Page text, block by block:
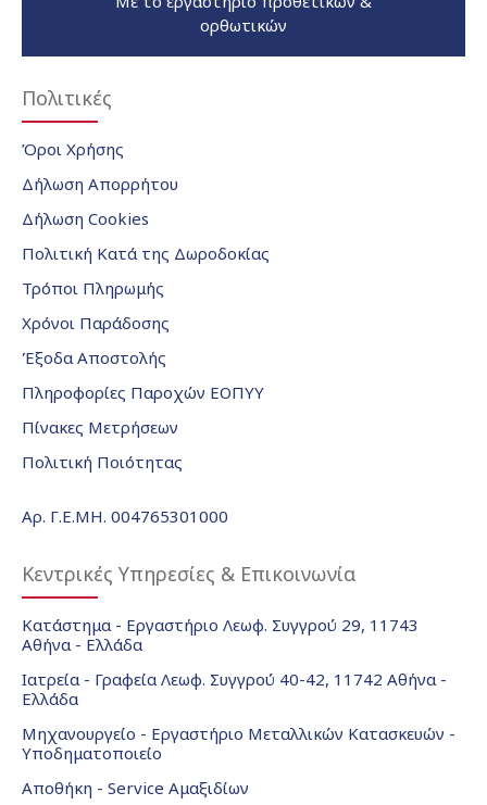
ορθωτικών
Πολιτικές
Όροι Χρήσης
Δήλωση Απορρήτου
Δήλωση Cookies
Πολιτική Κατά της Δωροδοκίας
Τρόποι Πληρωμής
Χρόνοι Παράδοσης
Έξοδα Αποστολής
Πληροφορίες Παροχών ΕΟΠΥΥ
Πίνακες Μετρήσεων
Πολιτική Ποιότητας
Αρ. Γ.Ε.ΜΗ. 004765301000
Κεντρικές Υπηρεσίες & Επικοινωνία
Κατάστημα - Εργαστήριο Λεωφ. Συγγρού 29, 11743
Αθήνα - Ελλάδα
Ιατρεία - Γραφεία Λεωφ. Συγγρού 40-42, 11742 Αθήνα -
Ελλάδα
Μηχανουργείο - Εργαστήριο Μεταλλικών Κατασκευών -
Υποδηματοποιείο
Αποθήκη - Service Αμαξιδίων